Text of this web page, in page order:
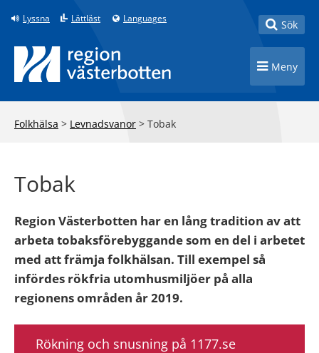
Till innehåll på sidan
Lyssna Lättläst Languages Toggle
Sök
Toggle
Meny
Folkhälsa > Levnadsvanor > Tobak
Tobak
Region Västerbotten har en lång tradition av att
arbeta tobaksförebyggande som en del i arbetet
med att främja folkhälsan. Till exempel så
infördes rökfria utomhusmiljöer på alla
regionens områden år 2019.
Rökning och snusning på 1177.se